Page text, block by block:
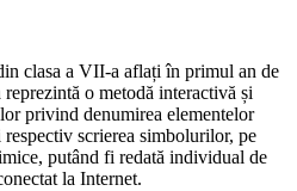
clasa a VII-a aflați în primul an de
o metodă interactivă și
privind denumirea elementelor
scrierea simbolurilor, pe
putând fi redată individual de
la Internet.